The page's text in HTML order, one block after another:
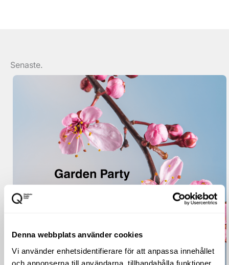
Denna webbplats använder cookies
Vi använder enhetsidentifierare för att anpassa innehållet
och annonserna till användarna, tillhandahålla funktioner
Senaste.